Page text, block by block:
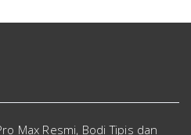
Max Resmi, Bodi Tipis dan